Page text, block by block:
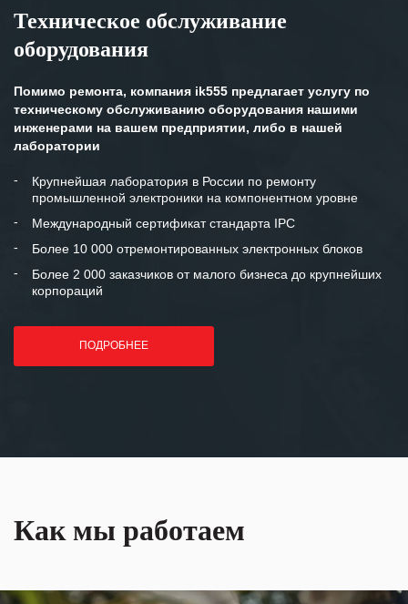
Особенно хочется отметить высокую
клиентоориентированность
готовность помочь в самых сложных
Мы высоко ценим сложившиеся
и доверительные партнерские
отношения и искренне желаем
«Инженерной компании «555» долгих
лет успеха и процветания.
Техническое обслуживание
оборудования
Помимо ремонта, компания ik555 предлагает услугу по
техническому обслуживанию оборудования нашими
инженерами на вашем предприятии, либо в нашей
лаборатории
Крупнейшая лаборатория в России по ремонту
промышленной электроники на компонентном уровне
Международный сертификат стандарта IPC
Более 10 000 отремонтированных электронных блоков
Более 2 000 заказчиков от малого бизнеса до крупнейших
корпораций
ПОДРОБНЕЕ
Как мы работаем